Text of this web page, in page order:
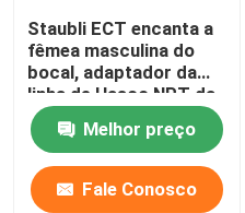
Staubli ECT encanta a
fêmea masculina do
bocal, adaptador da
linha de Hasco NPT da
tubulação de
mangueiraMelhor preço
Fale Conosco